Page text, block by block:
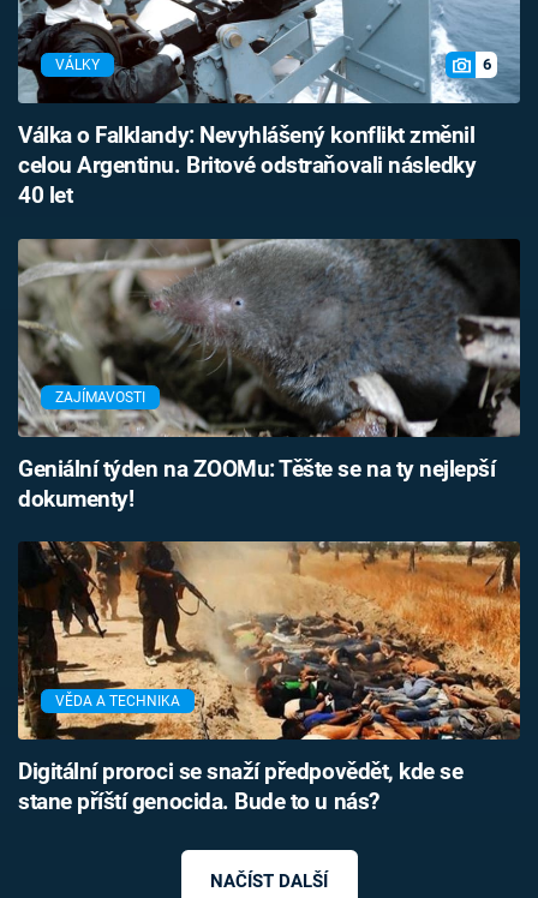
VÁLKY 6
Válka o Falklandy: Nevyhlášený konflikt změnil
celou Argentinu. Britové odstraňovali následky
40 let
ZAJÍMAVOSTI
Geniální týden na ZOOMu: Těšte se na ty nejlepší
dokumenty!
VĚDA A TECHNIKA
Digitální proroci se snaží předpovědět, kde se
stane příští genocida. Bude to u nás?
NAČÍST DALŠÍ